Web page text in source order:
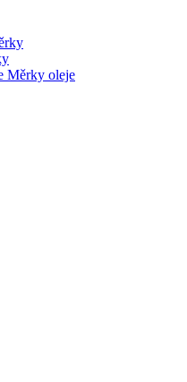
Měrky oleje